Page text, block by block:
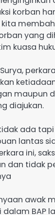
korban
yang
kuasa
maupun
diajukan.
ada
lantas
ini,
dan tidak
awak
BAP